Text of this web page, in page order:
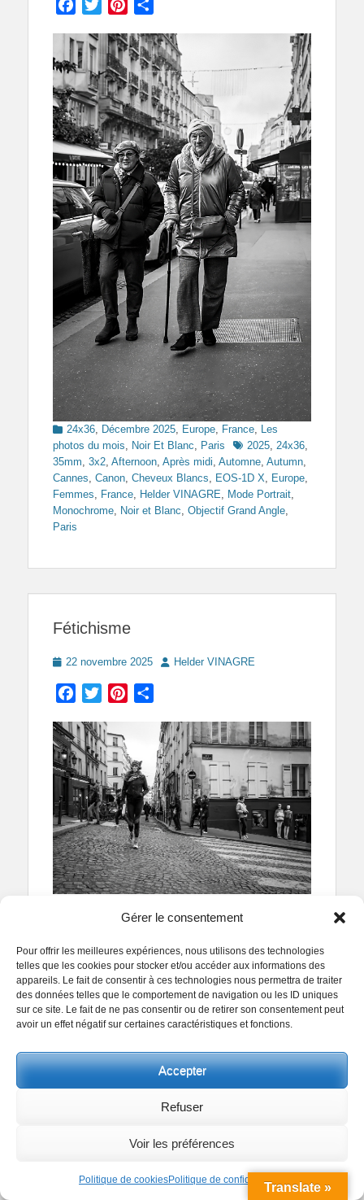
Gérer le consentement
Pour offrir les meilleures expériences, nous utilisons des technologies
telles que les cookies pour stocker et/ou accéder aux informations des
appareils. Le fait de consentir à ces technologies nous permettra de traiter
des données telles que le comportement de navigation ou les ID uniques
sur ce site. Le fait de ne pas consentir ou de retirer son consentement peut
avoir un effet négatif sur certaines caractéristiques et fonctions.
Accepter
Refuser
Voir les préférences
Politique de cookiesPolitique de confidentialité
Facebook
TwitterPinterest
Categories
24x36, Décembre 2025, Europe, France, Les
photos du mois, Noir Et Blanc, Paris Tags2025, 24x36,
35mm, 3x2, Afternoon, Après midi, Automne, Autumn,
Cannes, Canon, Cheveux Blancs, EOS-1D X, Europe,
Femmes, France, Helder VINAGRE, Mode Portrait,
Monochrome, Noir et Blanc, Objectif Grand Angle,
Paris
Fétichisme
Posted
22 novembre 2025 AuthorHelder VINAGRE
Facebook
TwitterPinterest
photos du mois,Noir Et Blanc,Paris Tags
Canon,EOS-1D X,Europe, Femmes,Format à
l'italienne,France ,Helder VINAGRE,Landscape
Format,Monochrome,Montmartre,Noir et Blanc,
Objectif Grand Angle,Paris,Pavés
Mademoiselle Pimpante
Translate »